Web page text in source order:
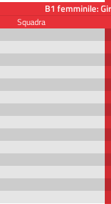
B1 femminile:
Squadra